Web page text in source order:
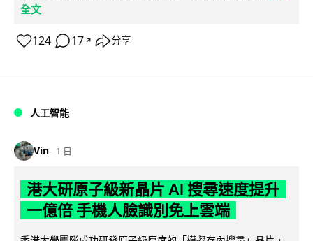
全文
124 17 ↗ 分享
人工智能
Vin 1 日
港大研原子級新晶片 AI 搜尋速度提升
一億倍 手機人臉識別免上雲端